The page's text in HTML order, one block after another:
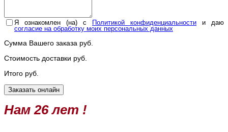
Я ознакомлен (на) с Политикой конфиденциальности и даю
согласие на обработку моих персональных данных
Сумма Вашего заказа руб.
Стоимость доставки руб.
Итого руб.
Нам 26 лет !